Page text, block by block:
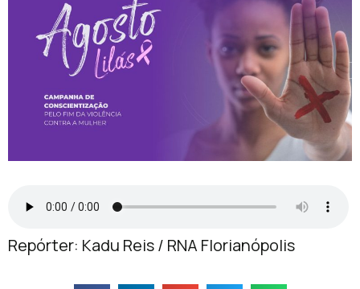
Repórter: Kadu Reis / RNA Florianópolis